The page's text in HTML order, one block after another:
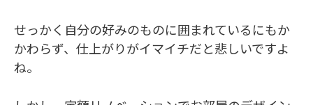
せっかく自分の好みのものに囲まれているにもか
かわらず、仕上がりがイマイチだと悲しいですよ
ね。